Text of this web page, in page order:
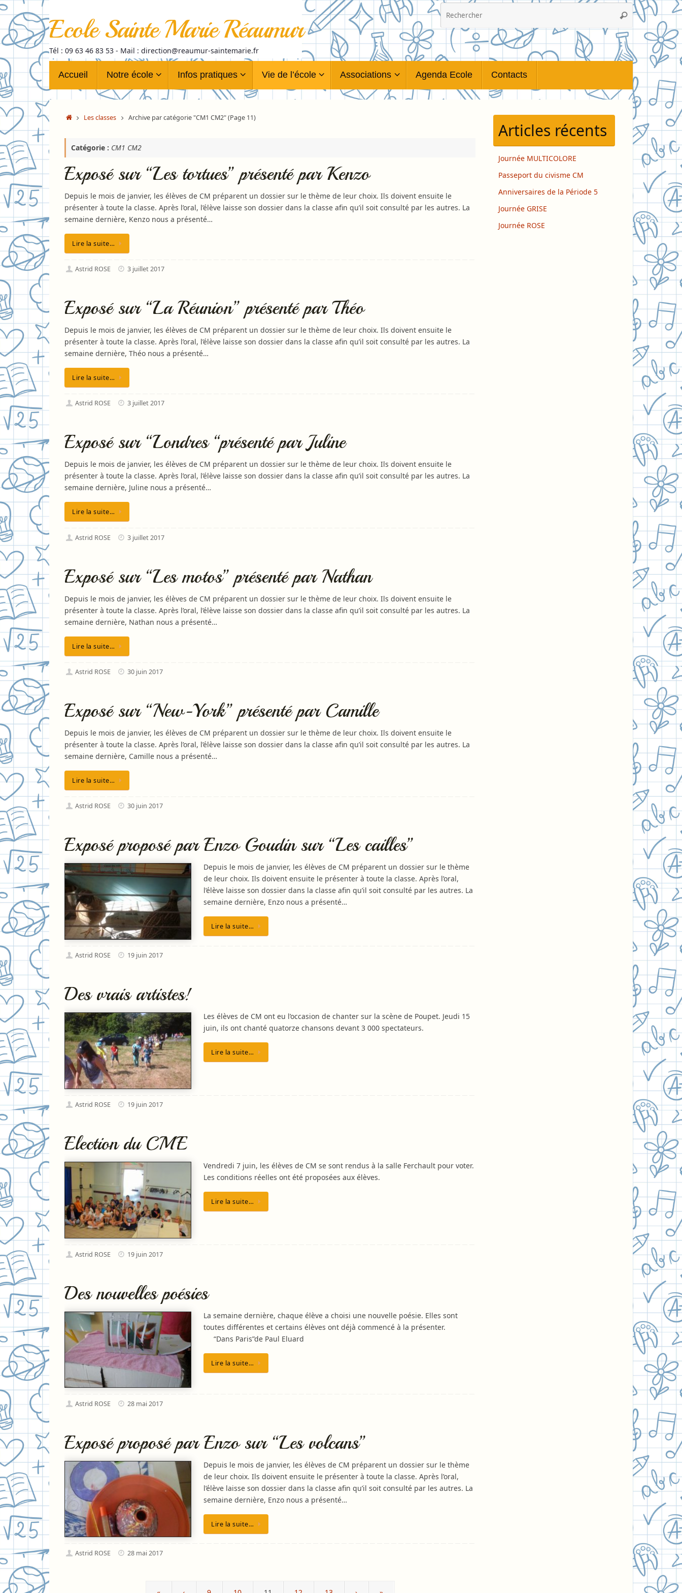
Passer
au
contenu
Ecole Sainte Marie Réaumur
Tél : 09 63 46 83 53 - Mail : direction@reaumur-saintemarie.fr
Recherche
pour
:
Rechercher
contenu
Accueil Notre école Infos pratiques Vie de l’école Associations Agenda Ecole Contacts
AccueilLes classes Archive par catégorie "CM1 CM2"(Page 11)
Catégorie : CM1 CM2
Exposé sur “Les tortues” présenté par Kenzo
Depuis le mois de janvier, les élèves de CM préparent un dossier sur le thème de leur choix. Ils doivent ensuite le
présenter à toute la classe. Après l’oral, l’élève laisse son dossier dans la classe afin qu’il soit consulté par les autres. La
semaine dernière, Kenzo nous a présenté…
Lire la suite…
Astrid ROSE 3 juillet 2017
Exposé sur “La Réunion” présenté par Théo
Depuis le mois de janvier, les élèves de CM préparent un dossier sur le thème de leur choix. Ils doivent ensuite le
présenter à toute la classe. Après l’oral, l’élève laisse son dossier dans la classe afin qu’il soit consulté par les autres. La
semaine dernière, Théo nous a présenté…
Lire la suite…
Astrid ROSE 3 juillet 2017
Exposé sur “Londres “présenté par Juline
Depuis le mois de janvier, les élèves de CM préparent un dossier sur le thème de leur choix. Ils doivent ensuite le
présenter à toute la classe. Après l’oral, l’élève laisse son dossier dans la classe afin qu’il soit consulté par les autres. La
semaine dernière, Juline nous a présenté…
Lire la suite…
Astrid ROSE 3 juillet 2017
Exposé sur “Les motos” présenté par Nathan
Depuis le mois de janvier, les élèves de CM préparent un dossier sur le thème de leur choix. Ils doivent ensuite le
présenter à toute la classe. Après l’oral, l’élève laisse son dossier dans la classe afin qu’il soit consulté par les autres. La
semaine dernière, Nathan nous a présenté…
Lire la suite…
Astrid ROSE 30 juin 2017
Exposé sur “New-York” présenté par Camille
Depuis le mois de janvier, les élèves de CM préparent un dossier sur le thème de leur choix. Ils doivent ensuite le
présenter à toute la classe. Après l’oral, l’élève laisse son dossier dans la classe afin qu’il soit consulté par les autres. La
semaine dernière, Camille nous a présenté…
Lire la suite…
Astrid ROSE 30 juin 2017
Exposé proposé par Enzo Goudin sur “Les cailles”
Depuis le mois de janvier, les élèves de CM préparent un dossier sur le thème
de leur choix. Ils doivent ensuite le présenter à toute la classe. Après l’oral,
l’élève laisse son dossier dans la classe afin qu’il soit consulté par les autres. La
semaine dernière, Enzo nous a présenté…
Lire la suite…
Astrid ROSE 19 juin 2017
Des vrais artistes!
Les élèves de CM ont eu l’occasion de chanter sur la scène de Poupet. Jeudi 15
juin, ils ont chanté quatorze chansons devant 3 000 spectateurs.
Lire la suite…
Astrid ROSE 19 juin 2017
Election du CME
Vendredi 7 juin, les élèves de CM se sont rendus à la salle Ferchault pour voter.
Les conditions réelles ont été proposées aux élèves.
Lire la suite…
Astrid ROSE 19 juin 2017
Des nouvelles poésies
La semaine dernière, chaque élève a choisi une nouvelle poésie. Elles sont
toutes différentes et certains élèves ont déjà commencé à la présenter.
“Dans Paris”de Paul Eluard
Lire la suite…
Astrid ROSE 28 mai 2017
Exposé proposé par Enzo sur “Les volcans”
Depuis le mois de janvier, les élèves de CM préparent un dossier sur le thème
de leur choix. Ils doivent ensuite le présenter à toute la classe. Après l’oral,
l’élève laisse son dossier dans la classe afin qu’il soit consulté par les autres. La
semaine dernière, Enzo nous a présenté…
Lire la suite…
Astrid ROSE 28 mai 2017
Articles récents
Journée MULTICOLORE
Passeport du civisme CM
Anniversaires de la Période 5
Journée GRISE
Journée ROSE